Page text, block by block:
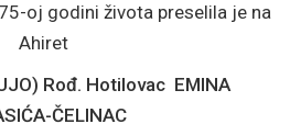
oj godini života preselila je na
Ahiret
Rođ. Hotilovac EMINA
ČELINAC